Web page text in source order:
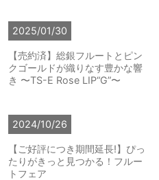
2025/01/30
【売約済】総銀フルートとピン
クゴールドが織りなす豊かな響
き 〜TS-E Rose LIP“G”〜
2024/10/26
【ご好評につき期間延長!】ぴっ
たりがきっと見つかる！フルー
トフェア